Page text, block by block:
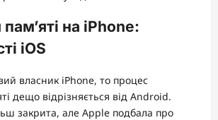
на iPhone:
iOS
власник iPhone, то процес
дещо відрізняється від Android.
закрита, але Apple подбала про